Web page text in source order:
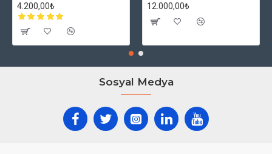
4.200,00₺
12.000,00₺
Sosyal Medya